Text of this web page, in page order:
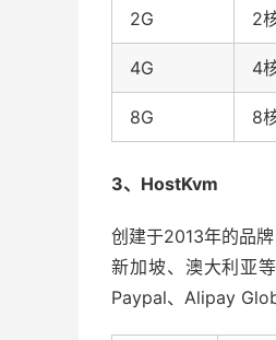
2G 2
4G 4
8G 8
3、HostKvm
创建于2013年的品
新加坡、澳大利亚
Paypal、Alipay